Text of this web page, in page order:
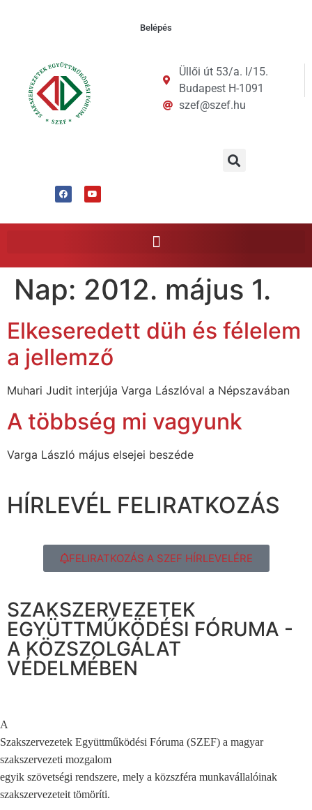
Belépés
Üllői út 53/a. I/15.
Budapest H-1091
szef@szef.hu
Nap: 2012. május 1.
Elkeseredett düh és félelem
a jellemző
Muhari Judit interjúja Varga Lászlóval a Népszavában
A többség mi vagyunk
Varga László május elsejei beszéde
HÍRLEVÉL FELIRATKOZÁS
FELIRATKOZÁS A SZEF HÍRLEVELÉRE
SZAKSZERVEZETEK
EGYÜTTMŰKÖDÉSI FÓRUMA -
A KÖZSZOLGÁLAT
VÉDELMÉBEN
A
Szakszervezetek Együttműködési Fóruma (SZEF) a magyar
szakszervezeti mozgalom
egyik szövetségi rendszere, mely a közszféra munkavállalóinak
szakszervezeteit tömöríti.